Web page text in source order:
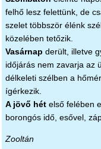
felhő lesz felettünk, de
szelet többször élénk
közelében tetőzik.
Vasárnap derült, illetve
időjárás nem zavarja az
délkeleti szélben a
ígérkezik.
A jövő hételső felében
borongós idő, esővel,
Zooltán